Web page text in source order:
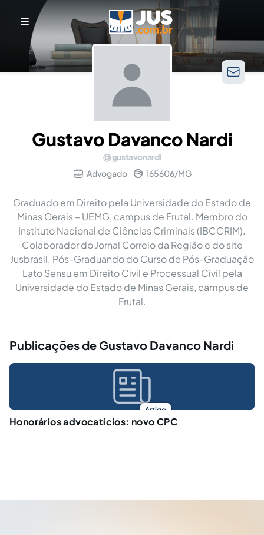
Gustavo Davanco Nardi
gustavonardi
Advogado
165606/MG
Graduado em Direito pela Universidade do Estado de
Minas Gerais – UEMG, campus de Frutal. Membro do
Instituto Nacional de Ciências Criminais (IBCCRIM).
Colaborador do Jornal Correio da Região e do site
Jusbrasil. Pós-Graduando do Curso de Pós-Graduação
Lato Sensu em Direito Civil e Processual Civil pela
Universidade do Estado de Minas Gerais, campus de
Frutal.
Publicações de Gustavo Davanco Nardi
Artigo
Honorários advocatícios: novo CPC